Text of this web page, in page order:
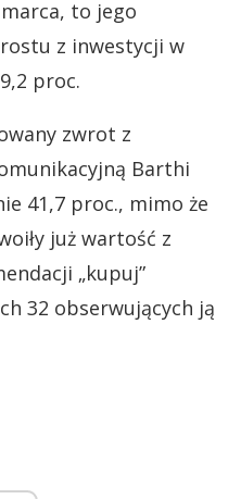
to jego
z inwestycji w
proc.
zwrot z
Barthi
41,7 proc., mimo że
już wartość z
„kupuj”
32 obserwujących ją